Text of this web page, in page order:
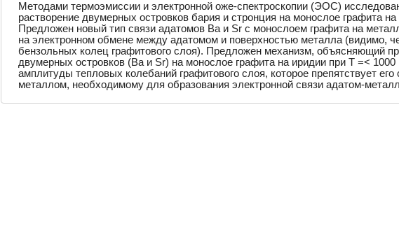
Методами термоэмиссии и электронной оже-спектроскопии (ЭОС)
растворение двумерных островков бария и стронция на монослое графита на
Предложен новый тип связи адатомов Ba и Sr с монослоем графита на
на электронном обмене между адатомом и поверхностью металла (видимо,
бензольных колец графитового слоя). Предложен механизм, объясняющий
двумерных островков (Ba и Sr) на монослое графита на иридии при T =<
амплитуды тепловых колебаний графитового слоя, которое препятствует
металлом, необходимому для образования электронной связи адатом-